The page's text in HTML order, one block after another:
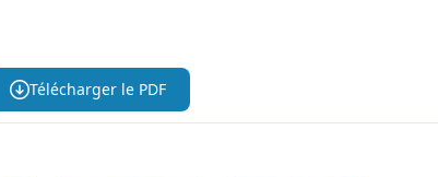
Télécharger le PDF